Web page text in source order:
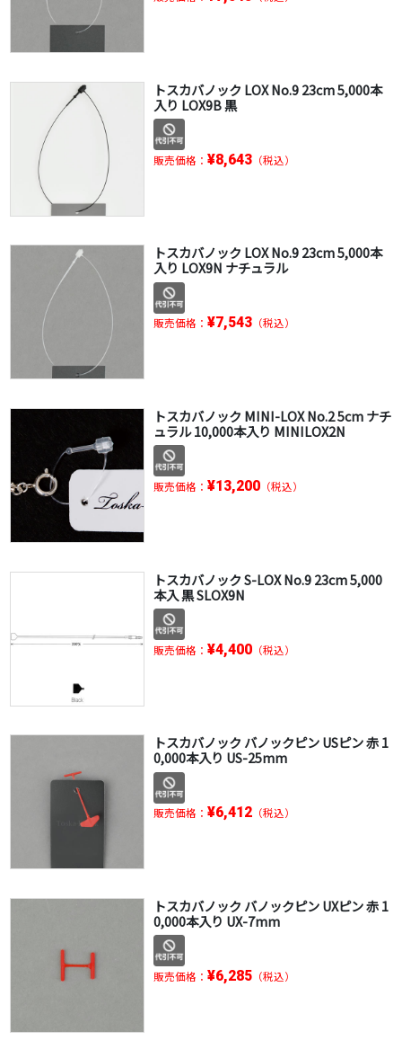
トスカバノック LOX No.9 23cm 5,000本
入り LOX9B 黒
販売価格： ¥8,643（税込）
トスカバノック LOX No.9 23cm 5,000本
入り LOX9N ナチュラル
販売価格： ¥7,543（税込）
トスカバノック MINI-LOX No.2 5cm ナチ
ュラル 10,000本入り MINILOX2N
販売価格： ¥13,200（税込）
トスカバノック S-LOX No.9 23cm 5,000
本入 黒 SLOX9N
販売価格： ¥4,400（税込）
トスカバノック バノックピン USピン 赤 1
0,000本入り US-25mm
販売価格： ¥6,412（税込）
トスカバノック バノックピン UXピン 赤 1
0,000本入り UX-7mm
販売価格： ¥6,285（税込）